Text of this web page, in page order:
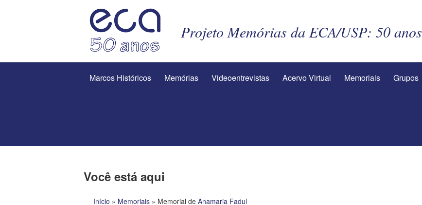
Projeto Memórias da ECA/USP: 50 anos
Marcos Históricos Memórias Videoentrevistas Acervo Virtual Memoriais Grupos
Você está aqui
Início » Memoriais » Memorial de Anamaria Fadul